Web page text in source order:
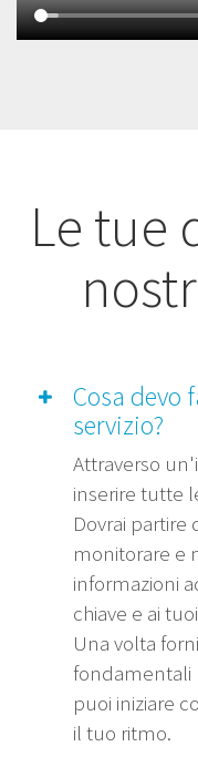
Le tue
Cosa devo
servizio?
Attraverso
inserire tutte
Dovrai partire
monitorare e
informazioni
chiave e ai
Una volta
fondamentali
puoi iniziare
il tuo ritmo.